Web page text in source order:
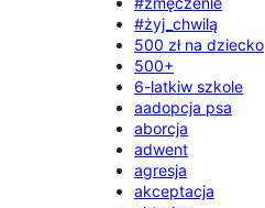
#żyj_chwilą
500 zł na dziecko
500+
6-latkiw szkole
aadopcja psa
aborcja
adwent
agresja
akceptacja